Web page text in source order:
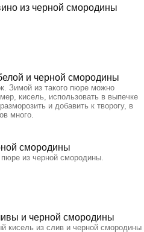
из черной смородины
и черной смородины
Зимой из такого пюре можно
кисель, использовать в выпечке
и добавить к творогу, в
много.
смородины
из черной смородины.
и черной смородины
кисель из слив и черной смородины